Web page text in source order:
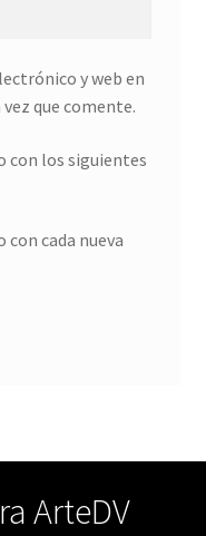
y web en
que comente.
con los siguientes
cada nueva
ArteDV